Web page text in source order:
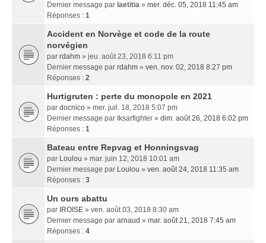
Dernier message par laetitia » mer. déc. 05, 2018 11:45 am
Réponses : 1
Accident en Norvège et code de la route
norvégien
par rdahm » jeu. août 23, 2018 6:11 pm
Dernier message par rdahm » ven. nov. 02, 2018 8:27 pm
Réponses : 2
Hurtigruten : perte du monopole en 2021
par docnico » mer. juil. 18, 2018 5:07 pm
Dernier message par Iksarfighter » dim. août 26, 2018 6:02 pm
Réponses : 1
Bateau entre Repvag et Honningsvag
par Loulou » mar. juin 12, 2018 10:01 am
Dernier message par Loulou » ven. août 24, 2018 11:35 am
Réponses : 3
Un ours abattu
par IROISE » ven. août 03, 2018 8:30 am
Dernier message par arnaud » mar. août 21, 2018 7:45 am
Réponses : 4